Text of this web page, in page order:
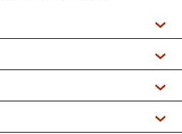
Podcasts
+ DAB+)